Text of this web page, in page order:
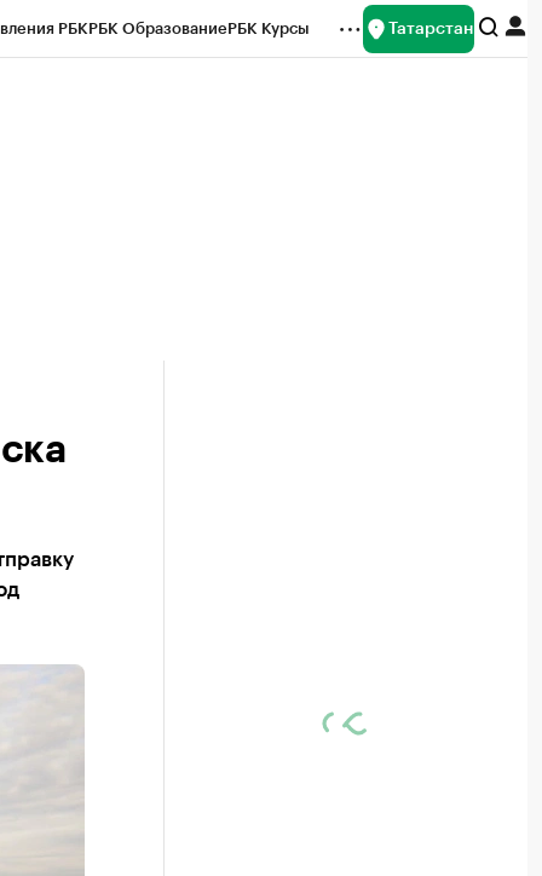
РБКРБК ОбразованиеРБК Курсы Татарстан